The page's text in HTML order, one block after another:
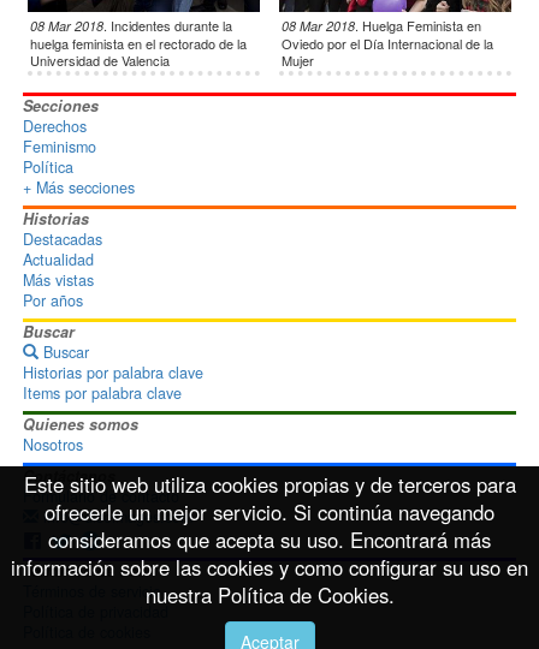
08 Mar 2018. Incidentes durante la
huelga feminista en el rectorado de la
Universidad de Valencia
08 Mar 2018. Huelga Feminista en
Oviedo por el Día Internacional de la
Mujer
Secciones
Derechos
Feminismo
Política
+ Más secciones
Historias
Destacadas
Actualidad
Más vistas
Por años
Buscar
Buscar
Historias por palabra clave
Items por palabra clave
Quienes somos
Nosotros
Contáctanos
Formulario de contacto
info@disoimages.com
Términos de uso
Términos de servicio
Este sitio web utiliza cookies propias y de terceros para
ofrecerle un mejor servicio. Si continúa navegando
consideramos que acepta su uso. Encontrará más
información sobre las cookies y como configurar su uso en
nuestra Política de Cookies.
Aceptar